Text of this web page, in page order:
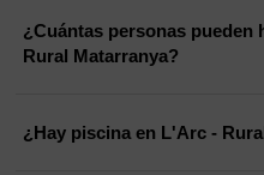
¿Cuántas personas pueden
Rural Matarranya?
¿Hay piscina en L'Arc -